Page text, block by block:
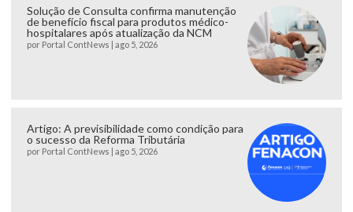
Solução de Consulta confirma manutenção
de benefício fiscal para produtos médico-
hospitalares após atualização da NCM
por Portal ContNews ago 5, 2026
Artigo: A previsibilidade como condição para
o sucesso da Reforma Tributária
por Portal ContNews ago 5, 2026